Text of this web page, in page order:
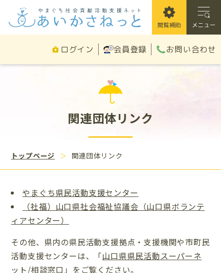
以下のコンテンツは別セク
閲覧補助 メニュー
関連団体リンク
トップページ 関連団体リンク
やまぐち県民活動支援センター
（社福）山口県社会福祉協議会（山口県ボランテ
ィアセンター）
その他、県内の県民活動支援拠点・支援機関や市町民
活動支援センターは、「山口県県民活動スーパーネ
ット/相談窓口 」をご覧ください。